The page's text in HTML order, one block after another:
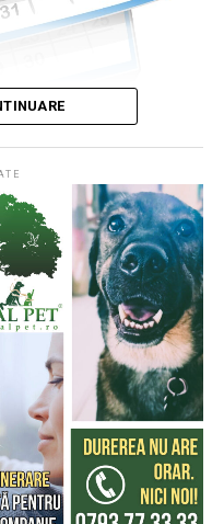
această dată, monahul
spuma unei băuturi
de Champagne (o
care a devenit
numele
au cucerit Gibraltarul,
(Tratatul de